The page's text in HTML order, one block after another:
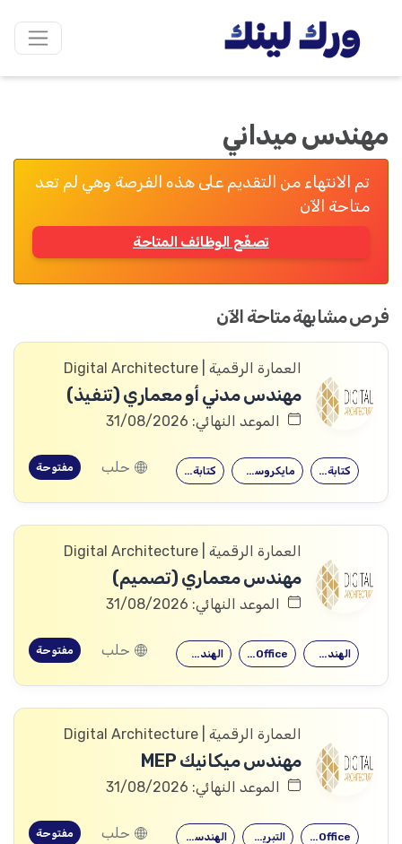
مهندس ميداني
تم الانتهاء من التقديم على هذه الفرصة وهي لم تعد
متاحة الآن
تصفّح الوظائف المتاحة
فرص مشابهة متاحة الآن
العمارة الرقمية | Digital Architecture
مهندس مدني أو معماري (تنفيذ)
الموعد النهائي: 31/08/2026
كتابة التقارير مايكروسوفت أوفيس كتابة التقارير حلب مفتوحة
العمارة الرقمية | Digital Architecture
مهندس معماري (تصميم)
الموعد النهائي: 31/08/2026
الهندسة المعمارية Microsoft Office الهندسة المعمارية حلب مفتوحة
العمارة الرقمية | Digital Architecture
مهندس ميكانيك MEP
الموعد النهائي: 31/08/2026
الهندسة الميكانيكية التبريد والتكييف Microsoft Office حلب مفتوحة